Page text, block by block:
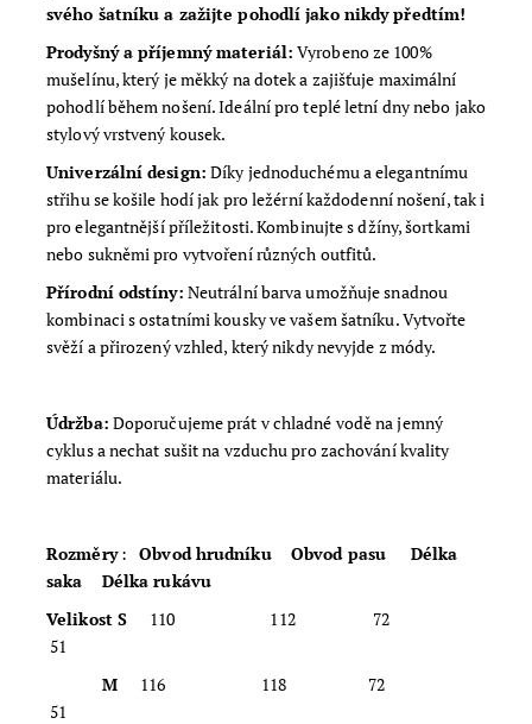
svého šatníku a zažijte pohodlí jako nikdy předtím!
Prodyšný a příjemný materiál: Vyrobeno ze 100%
mušelínu, který je měkký na dotek a zajišťuje maximální
pohodlí během nošení. Ideální pro teplé letní dny nebo jako
stylový vrstvený kousek.
Univerzální design: Díky jednoduchému a elegantnímu
střihu se košile hodí jak pro ležérní každodenní nošení, tak i
pro elegantnější příležitosti. Kombinujte s džíny, šortkami
nebo sukněmi pro vytvoření různých outfitů.
Přírodní odstíny: Neutrální barva umožňuje snadnou
kombinaci s ostatními kousky ve vašem šatníku. Vytvořte
svěží a přirozený vzhled, který nikdy nevyjde z módy.
Údržba: Doporučujeme prát v chladné vodě na jemný
cyklus a nechat sušit na vzduchu pro zachování kvality
materiálu.
Rozměry: Obvod hrudníku Obvod pasu Délka
saka Délka rukávu
Velikost S 110 112 72
51
M
116 118 72
51